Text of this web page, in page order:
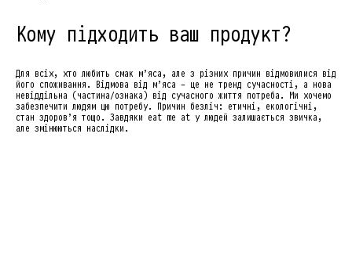
Кому підходить ваш продукт?
Для всіх, хто любить смак м’яса, але з різних причин відмовилися від
його споживання. Відмова від м’яса - це не тренд сучасності, а нова
невіддільна (частина/ознака) від сучасного життя потреба. Ми хочемо
забезпечити людям цю потребу. Причин безліч: етичні, екологічні,
стан здоров’я тощо. Завдяки eat me at у людей залишається звичка,
але змінюються наслідки.